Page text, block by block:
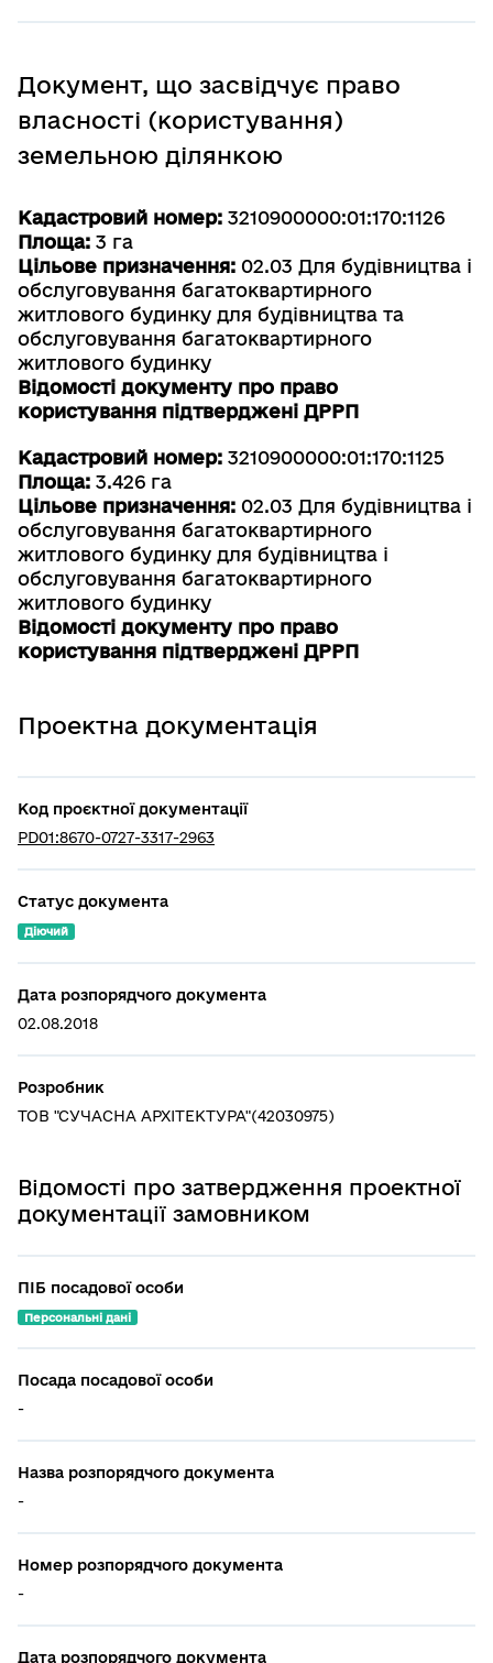
Документ, що засвідчує право
власності (користування)
земельною ділянкою
Кадастровий номер: 3210900000:01:170:1126
Площа: 3 га
Цільове призначення: 02.03 Для будівництва і
обслуговування багатоквартирного
житлового будинку для будівництва та
обслуговування багатоквартирного
житлового будинку
Відомості документу про право
користування підтверджені ДРРП
Кадастровий номер: 3210900000:01:170:1125
Площа: 3.426 га
Цільове призначення: 02.03 Для будівництва і
обслуговування багатоквартирного
житлового будинку для будівництва і
обслуговування багатоквартирного
житлового будинку
Відомості документу про право
користування підтверджені ДРРП
Проектна документація
Код проєктної документації
PD01:8670-0727-3317-2963
Статус документа
Діючий
Дата розпорядчого документа
02.08.2018
Розробник
ТОВ "СУЧАСНА АРХІТЕКТУРА"(42030975)
Відомості про затвердження проектної
документації замовником
ПІБ посадової особи
Персональні дані
Посада посадової особи
-
Назва розпорядчого документа
-
Номер розпорядчого документа
-
Дата розпорядчого документа